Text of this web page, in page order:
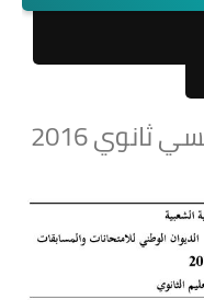
مواضيع إمتحان أستاذ رئيسي ثانوي 2016